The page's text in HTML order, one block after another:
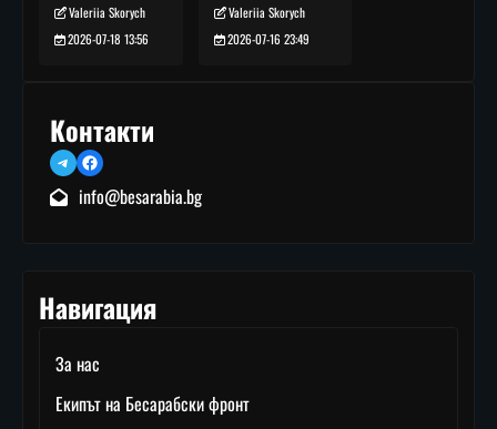
Valeriia Skorych
2026-07-18 13:56
Valeriia Skorych
2026-07-16 23:49
Контакти
TelegramFacebook
info@besarabia.bg
Навигация
За нас
Екипът на Бесарабски фронт